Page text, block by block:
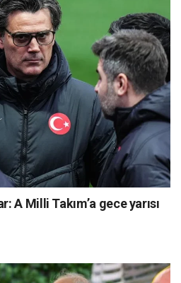
A Milli Takım’a gece yarısı